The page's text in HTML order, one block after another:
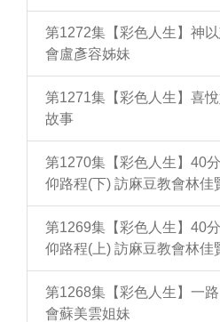
第1272集【彩色人生】神
會盧彥容姊妹
第1271集【彩色人生】喜
故事
第1270集【彩色人生】40
仰路程(下) 訪麻豆教會林佳
第1269集【彩色人生】40
仰路程(上) 訪麻豆教會林佳
第1268集【彩色人生】一
會蘇美雲姐妹